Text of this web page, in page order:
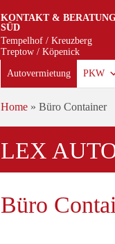
KONTAKT &
SÜD
Tempelhof / Kreuzberg
Treptow / Köpenick
Autovermietung PKW
Home » Büro Container
LEX
Büro